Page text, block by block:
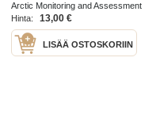
Arctic Monitoring and Assessment
Programme 2015
Hinta: 13,00 €
LISÄÄ OSTOSKORIIN